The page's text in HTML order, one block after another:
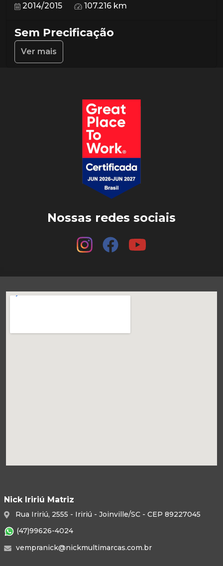
2014/2015 107.216 km
Sem Precificação
Ver mais
Nossas redes sociais
Nick Iririú Matriz
Rua Iririú, 2555 - Iririú - Joinville/SC - CEP 89227045
(47)99626-4024
vempranick@nickmultimarcas.com.br